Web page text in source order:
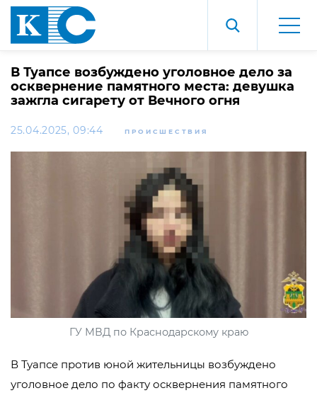
В Туапсе возбуждено уголовное дело за
осквернение памятного места: девушка
зажгла сигарету от Вечного огня
25.04.2025, 09:44 ПРОИСШЕСТВИЯ
ГУ МВД по Краснодарскому краю
В Туапсе против юной жительницы возбуждено
уголовное дело по факту осквернения памятного